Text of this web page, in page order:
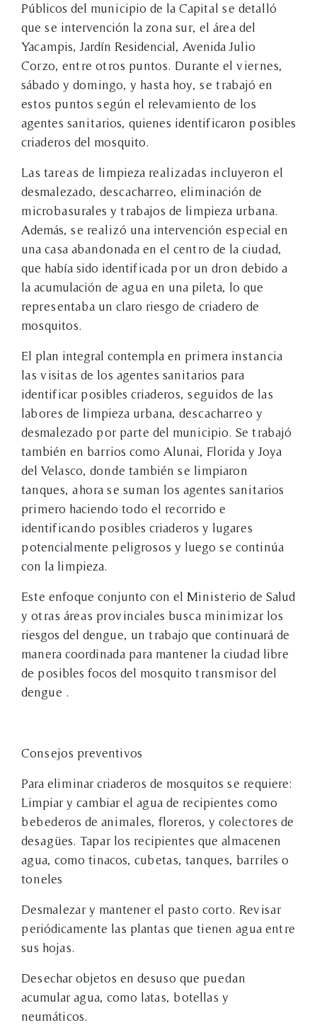
Públicos del municipio de la Capital se detalló
que se intervención la zona sur, el área del
Yacampis, Jardín Residencial, Avenida Julio
Corzo, entre otros puntos. Durante el viernes,
sábado y domingo, y hasta hoy, se trabajó en
estos puntos según el relevamiento de los
agentes sanitarios, quienes identificaron posibles
criaderos del mosquito.
Las tareas de limpieza realizadas incluyeron el
desmalezado, descacharreo, eliminación de
microbasurales y trabajos de limpieza urbana.
Además, se realizó una intervención especial en
una casa abandonada en el centro de la ciudad,
que había sido identificada por un dron debido a
la acumulación de agua en una pileta, lo que
representaba un claro riesgo de criadero de
mosquitos.
El plan integral contempla en primera instancia
las visitas de los agentes sanitarios para
identificar posibles criaderos, seguidos de las
labores de limpieza urbana, descacharreo y
desmalezado por parte del municipio. Se trabajó
también en barrios como Alunai, Florida y Joya
del Velasco, donde también se limpiaron
tanques, ahora se suman los agentes sanitarios
primero haciendo todo el recorrido e
identificando posibles criaderos y lugares
potencialmente peligrosos y luego se continúa
con la limpieza.
Este enfoque conjunto con el Ministerio de Salud
y otras áreas provinciales busca minimizar los
riesgos del dengue, un trabajo que continuará de
manera coordinada para mantener la ciudad libre
de posibles focos del mosquito transmisor del
dengue .
Consejos preventivos
Para eliminar criaderos de mosquitos se requiere:
Limpiar y cambiar el agua de recipientes como
bebederos de animales, floreros, y colectores de
desagües. Tapar los recipientes que almacenen
agua, como tinacos, cubetas, tanques, barriles o
toneles
Desmalezar y mantener el pasto corto. Revisar
periódicamente las plantas que tienen agua entre
sus hojas.
Desechar objetos en desuso que puedan
acumular agua, como latas, botellas y
neumáticos.